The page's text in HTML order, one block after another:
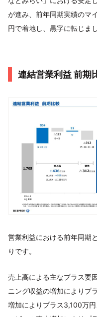
が進み、前年同期実績のマ
円で着地し、黒字に転じまし
連結営業利益 前期
営業利益における前年同期
りです。
売上高による主なプラス要
ニング収益の増加によりプ
増加によりプラス3,100万